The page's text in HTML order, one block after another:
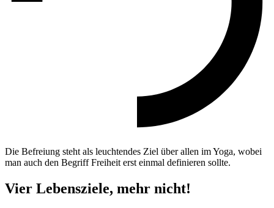
Die Befreiung steht als leuchtendes Ziel über allen im Yoga, wobei
man auch den Begriff Freiheit erst einmal definieren sollte.
Vier Lebensziele, mehr nicht!